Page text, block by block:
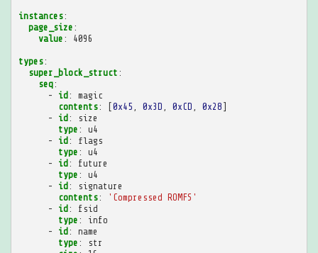
instances:
page_size :
value : 4096
types:
super_block_struct :
seq:
-
id :
magic
contents: 0x45 , 0x3D , 0xCD , 0x28
-
id :
size
type :
u4
-
id :
flags
type :
u4
-
id :
future
type :
u4
-
id :
signature
contents: 'Compressed
ROMFS'
-
id :
fsid
type :
info
-
id :
name
type :
str